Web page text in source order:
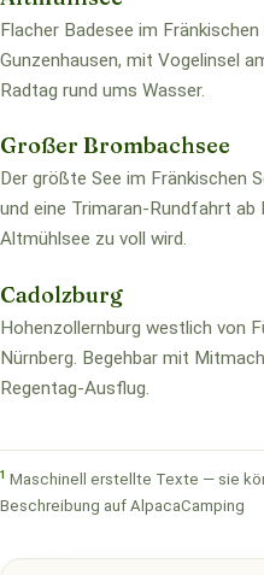
Flacher Badesee im Fränkischen
Gunzenhausen, mit Vogelinsel
Radtag rund ums Wasser.
Großer Brombachsee
Der größte See im Fränkischen
und eine Trimaran-Rundfahrt ab
Altmühlsee zu voll wird.
Cadolzburg
Hohenzollernburg westlich von
Nürnberg. Begehbar mit
Regentag-Ausflug.
1 Maschinell erstellte Texte — sie
Beschreibung auf AlpacaCamping